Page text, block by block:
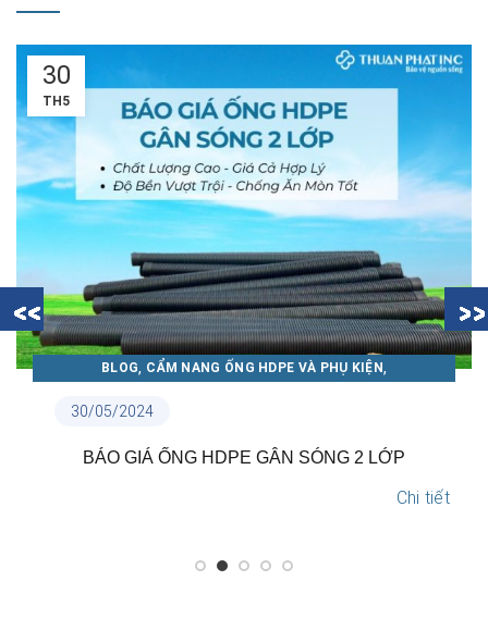
18
TH5
18/05/2024
CẨM NANG ỐNG NHỰA THUẬN PHÁT,TIN NỘI BỘ
TẠI SAO NÊN LỰA CHỌN ỐNG NHỰA THUẬN PHÁT?
Chi tiết